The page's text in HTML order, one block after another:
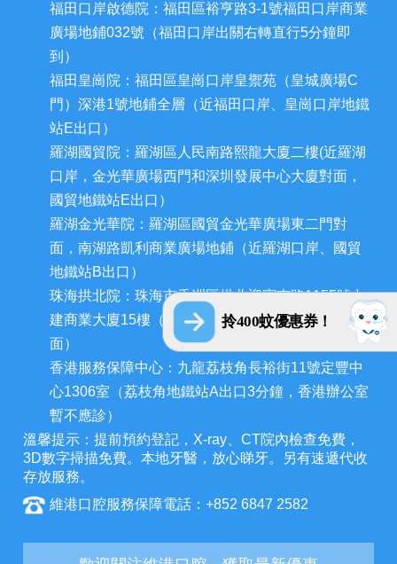
拎400蚊優惠券！
福田口岸啟德院：福田區裕亨路3-1號福田口岸商業
廣場地鋪032號（福田口岸出關右轉直行5分鐘即
到）
福田皇崗院：福田區皇崗口岸皇禦苑（皇城廣場C
門）深港1號地鋪全層（近福田口岸、皇崗口岸地鐵
站E出口）
羅湖國貿院：羅湖區人民南路熙龍大廈二樓(近羅湖
口岸，金光華廣場西門和深圳發展中心大廈對面，
國貿地鐵站E出口）
羅湖金光華院：羅湖區國貿金光華廣場東二門對
面，南湖路凱利商業廣場地鋪（近羅湖口岸、國貿
地鐵站B出口）
珠海拱北院：珠海市香洲區拱北迎賓南路1155號中
建商業大廈15樓（近拱北口岸，迎賓百貨廣場對
面）
香港服務保障中心：九龍荔枝角長裕街11號定豐中
心1306室（荔枝角地鐵站A出口3分鐘，香港辦公室
暫不應診）
溫馨提示：提前預約登記，X-ray、CT院內檢查免費，
3D數字掃描免費。本地牙醫，放心睇牙。另有速遞代收
存放服務。
維港口腔服務保障電話：+852 6847 2582